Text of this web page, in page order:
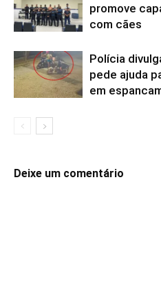
promove
com cães
Polícia
pede ajuda
em
Deixe um comentário